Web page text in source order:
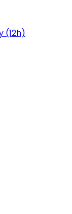
(12h)